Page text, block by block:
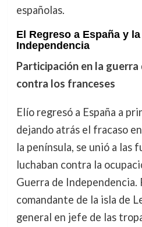
españolas.
El Regreso a España y
Independencia
Participación en la guerra
contra los franceses
Elío regresó a España a
dejando atrás el fracaso
la península, se unió a las
luchaban contra la
Guerra de Independencia.
comandante de la isla de
general en jefe de las